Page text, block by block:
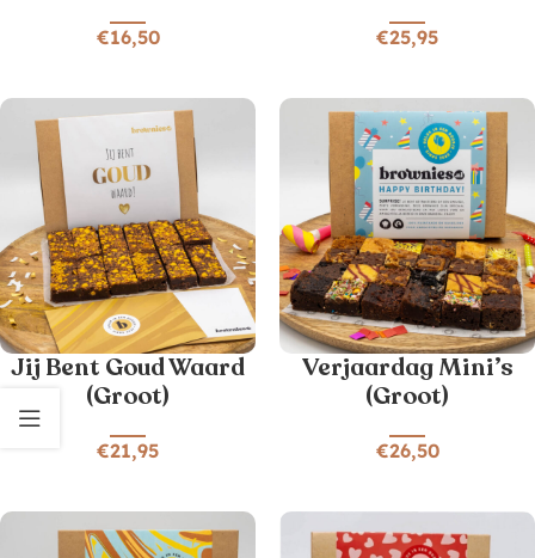
€16,50 €25,95
Jij Bent Goud Waard
(Groot)
€21,95
Verjaardag Mini’s
(Groot)
€26,50